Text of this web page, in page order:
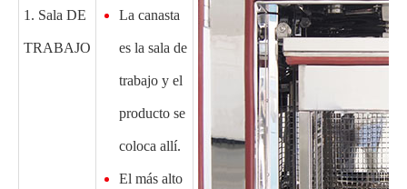
1. Sala DE
TRABAJO
La canasta
es la sala de
trabajo y el
producto se
coloca allí.
El más alto